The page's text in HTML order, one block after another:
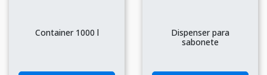
Container 1000 l
Dispenser para
sabonete